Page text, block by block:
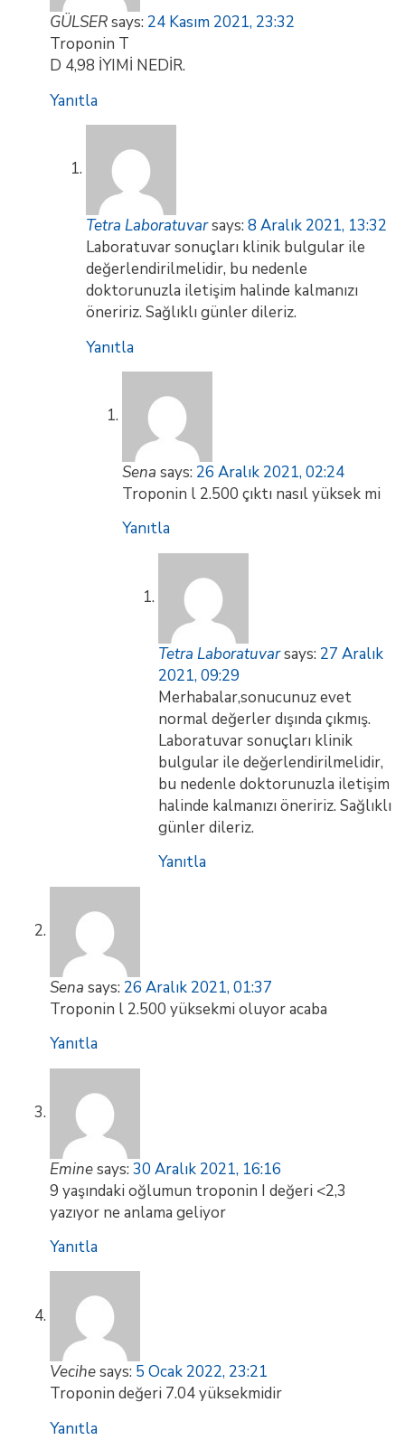
GÜLSERsays: 24 Kasım 2021, 23:32
Troponin T
D 4,98 İYIMİ NEDİR.
Yanıtla
Tetra Laboratuvarsays: 8 Aralık 2021, 13:32
Laboratuvar sonuçları klinik bulgular ile
değerlendirilmelidir, bu nedenle
doktorunuzla iletişim halinde kalmanızı
öneririz. Sağlıklı günler dileriz.
Yanıtla
Sena says: 26 Aralık 2021, 02:24
Troponin l 2.500 çıktı nasıl yüksek mi
Yanıtla
Tetra Laboratuvarsays: 27 Aralık
2021, 09:29
Merhabalar,sonucunuz evet
normal değerler dışında çıkmış.
Laboratuvar sonuçları klinik
bulgular ile değerlendirilmelidir,
bu nedenle doktorunuzla iletişim
halinde kalmanızı öneririz. Sağlıklı
günler dileriz.
Yanıtla
Sena says: 26 Aralık 2021, 01:37
Troponin l 2.500 yüksekmi oluyor acaba
Yanıtla
Eminesays: 30 Aralık 2021, 16:16
9 yaşındaki oğlumun troponin I değeri <2,3
yazıyor ne anlama geliyor
Yanıtla
Vecihesays: 5 Ocak 2022, 23:21
Troponin değeri 7.04 yüksekmidir
Yanıtla